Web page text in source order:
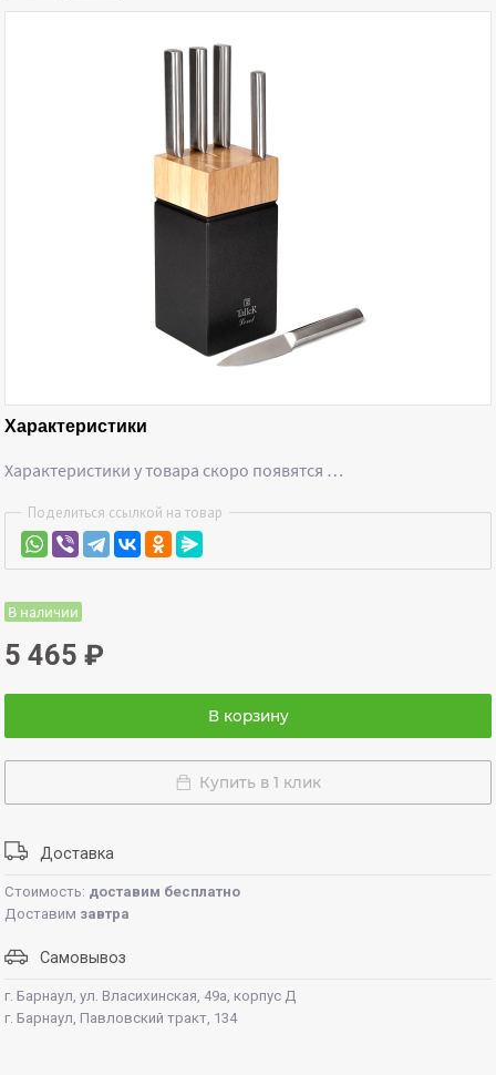
Характеристики
Характеристики у товара скоро появятся …
Поделиться ссылкой на товар
В наличии
5 465₽
В корзину
Купить в 1 клик
Доставка
Стоимость: доставим бесплатно
Доставим завтра
Самовывоз
г. Барнаул, ул. Власихинская, 49а, корпус Д
г. Барнаул, Павловский тракт, 134